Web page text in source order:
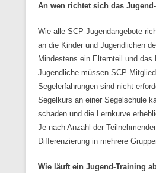
An wen richtet sich das
Wie alle SCP-Jugendangebote
an die Kinder und Jugendlichen
Mindestens ein Elternteil und das
Jugendliche müssen SCP-Mitglied
Segelerfahrungen sind nicht
Segelkurs an einer Segelschule
schaden und die Lernkurve
Je nach Anzahl der
Differenzierung in mehrere
Wie läuft ein Jugend-Training